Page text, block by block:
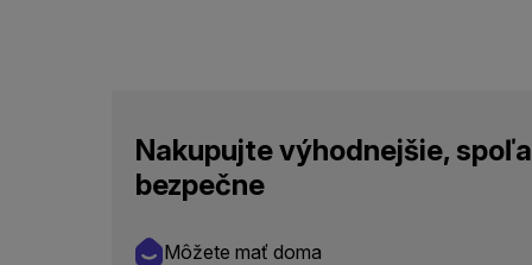
Nakupujte výhodnejšie,
bezpečne
Môžete mať doma